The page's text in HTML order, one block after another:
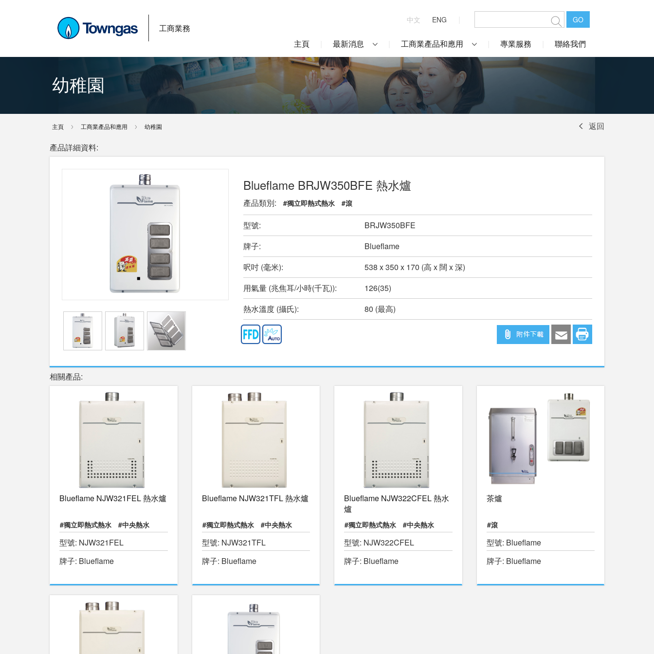
工商業務
中文 ENG GO
主頁 最新消息 工商業產品和應用 專業服務 聯絡我們
幼稚園
主頁 工商業產品和應用 幼稚園
返回
產品詳細資料:
Blueflame BRJW350BFE 熱水爐
產品類別: #獨立即熱式熱水 #滾
型號:
BRJW350BFE
牌子:
Blueflame
呎吋 (毫米):
538 x 350 x 170 (高 x 闊 x 深)
用氣量 (兆焦耳/小時(千瓦)):
126(35)
熱水溫度 (攝氏):
80 (最高)
相關產品:
Blueflame NJW321FEL 熱水爐
#獨立即熱式熱水
#中央熱水
#暖水游泳池
#物理治療池
型號: NJW321FEL
牌子: Blueflame
Blueflame NJW321TFL 熱水爐
#獨立即熱式熱水
#中央熱水
#暖水游泳池
#物理治療池
型號: NJW321TFL
牌子: Blueflame
Blueflame NJW322CFEL 熱水
爐
#獨立即熱式熱水
#中央熱水
#暖水游泳池
#物理治療池
型號: NJW322CFEL
牌子: Blueflame
茶爐
#滾
型號: Blueflame
牌子: Blueflame